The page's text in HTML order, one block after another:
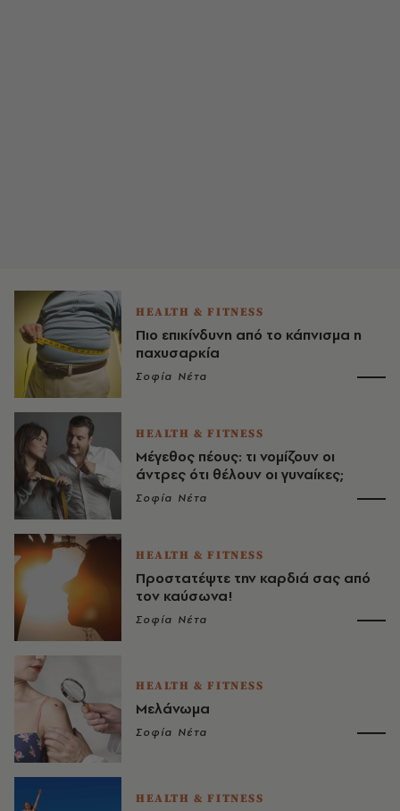
HEALTH & FITNESS
Πιο επικίνδυνη από το κάπνισμα η
παχυσαρκία
Σοφία Νέτα
HEALTH & FITNESS
Μέγεθος πέους: τι νομίζουν οι
άντρες ότι θέλουν οι γυναίκες;
Σοφία Νέτα
HEALTH & FITNESS
Προστατέψτε την καρδιά σας από
τον καύσωνα!
Σοφία Νέτα
HEALTH & FITNESS
Μελάνωμα
Σοφία Νέτα
HEALTH & FITNESS